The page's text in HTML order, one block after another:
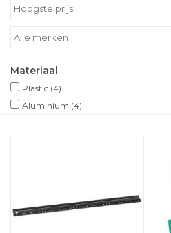
Materiaal
Plastic (4)
Aluminium (4)